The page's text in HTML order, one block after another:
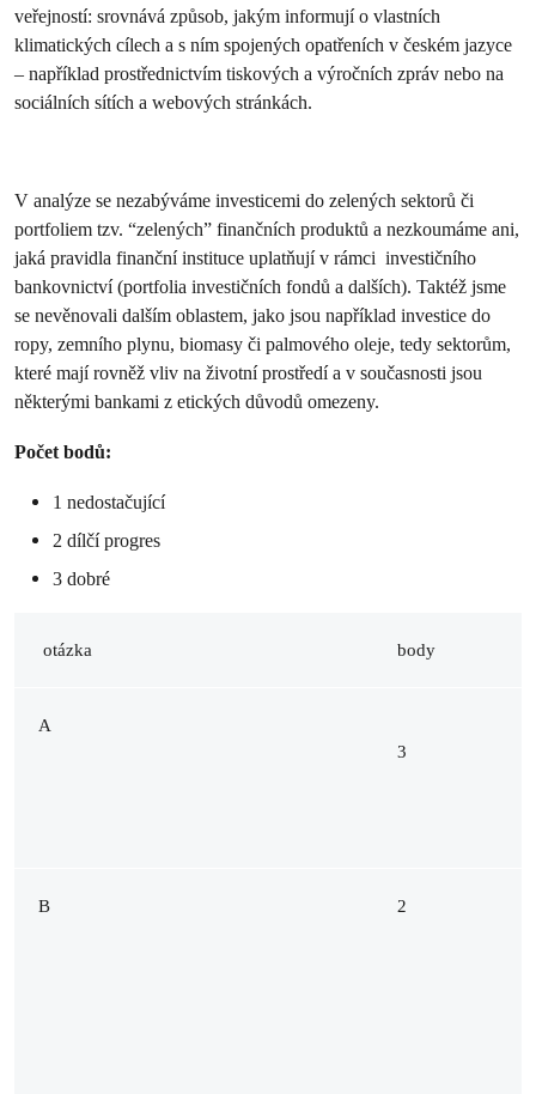
veřejností: srovnává způsob, jakým informují o vlastních
klimatických cílech a s ním spojených opatřeních v českém jazyce
– například prostřednictvím tiskových a výročních zpráv nebo na
sociálních sítích a webových stránkách.
V analýze se nezabýváme investicemi do zelených sektorů či
portfoliem tzv. “zelených” finančních produktů a nezkoumáme ani,
jaká pravidla finanční instituce uplatňují v rámci investičního
bankovnictví (portfolia investičních fondů a dalších). Taktéž jsme
se nevěnovali dalším oblastem, jako jsou například investice do
ropy, zemního plynu, biomasy či palmového oleje, tedy sektorům,
které mají rovněž vliv na životní prostředí a v současnosti jsou
některými bankami z etických důvodů omezeny.
Počet bodů:
1 nedostačující
2 dílčí progres
3 dobré
otázka body
A
3
B 2